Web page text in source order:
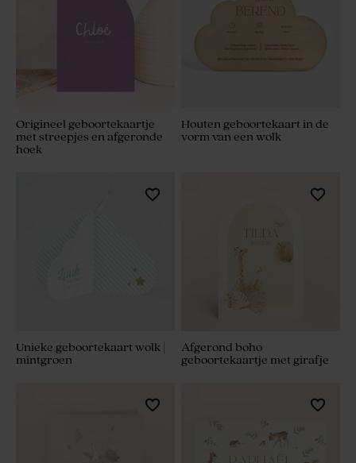
Origineel geboortekaartje
met streepjes en afgeronde
hoek
Houten geboortekaart in de
vorm van een wolk
Unieke geboortekaart wolk |
mintgroen
Afgerond boho
geboortekaartje met girafje